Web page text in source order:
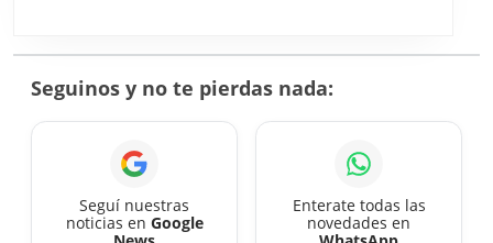
de
en
internacionales
Seguinos y no te pierdas nada:
Seguí nuestras
noticias en Google
Enterate todas las
novedades en